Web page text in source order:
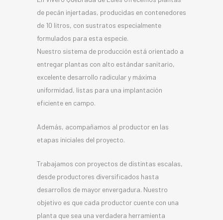
de pecán injertadas, producidas en contenedores
de 10 litros, con sustratos especialmente
formulados para esta especie.
Nuestro sistema de producción está orientado a
entregar plantas con alto estándar sanitario,
excelente desarrollo radicular y máxima
uniformidad, listas para una implantación
eficiente en campo.
Además, acompañamos al productor en las
etapas iniciales del proyecto.
Trabajamos con proyectos de distintas escalas,
desde productores diversificados hasta
desarrollos de mayor envergadura. Nuestro
objetivo es que cada productor cuente con una
planta que sea una verdadera herramienta